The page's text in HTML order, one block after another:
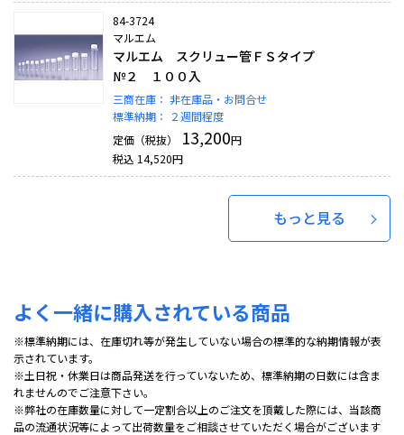
84-3724
マルエム
マルエム スクリュー管ＦＳタイプ
№２ １００入
三商在庫： 非在庫品・お問合せ
標準納期：
２週間程度
定価（税抜）
13,200円
税込 14,520円
もっと見る
よく一緒に購入されている商品
※標準納期には、在庫切れ等が発生していない場合の標準的な納期情報が表
示されています。
※土日祝・休業日は商品発送を行っていないため、標準納期の日数には含ま
れませんのでご注意下さい。
※弊社の在庫数量に対して一定割合以上のご注文を頂戴した際には、当該商
品の流通状況等によって出荷数量をご相談させていただく場合がございます